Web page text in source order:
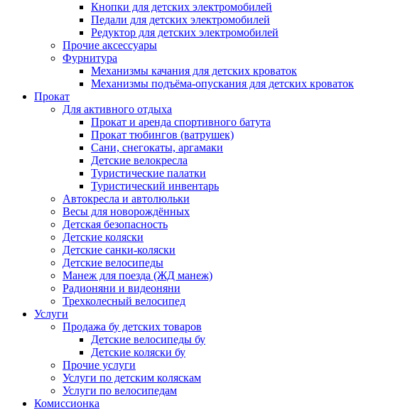
Кнопки для детских электромобилей
Педали для детских электромобилей
Редуктор для детских электромобилей
Прочие аксессуары
Фурнитура
Механизмы качания для детских кроваток
Механизмы подъёма-опускания для детских кроваток
Прокат
Для активного отдыха
Прокат и аренда спортивного батута
Прокат тюбингов (ватрушек)
Сани, снегокаты, аргамаки
Детские велокресла
Туристические палатки
Туристический инвентарь
Автокресла и автолюльки
Весы для новорождённых
Детская безопасность
Детские коляски
Детские санки-коляски
Детские велосипеды
Манеж для поезда (ЖД манеж)
Радионяни и видеоняни
Трехколесный велосипед
Услуги
Продажа бу детских товаров
Детские велосипеды бу
Детские коляски бу
Прочие услуги
Услуги по детским коляскам
Услуги по велосипедам
Комиссионка